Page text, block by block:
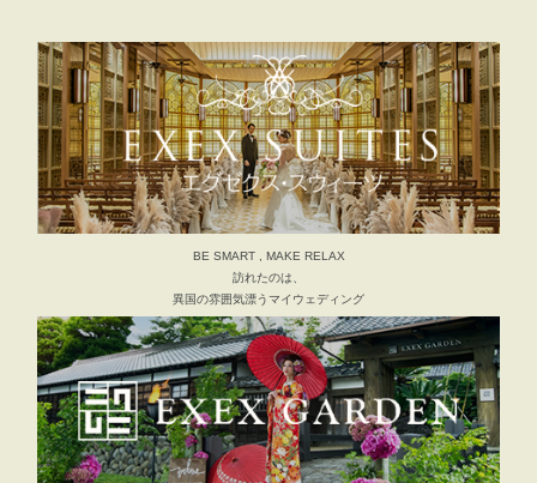
BE SMART , MAKE RELAX
訪れたのは、
異国の雰囲気漂うマイウェディング